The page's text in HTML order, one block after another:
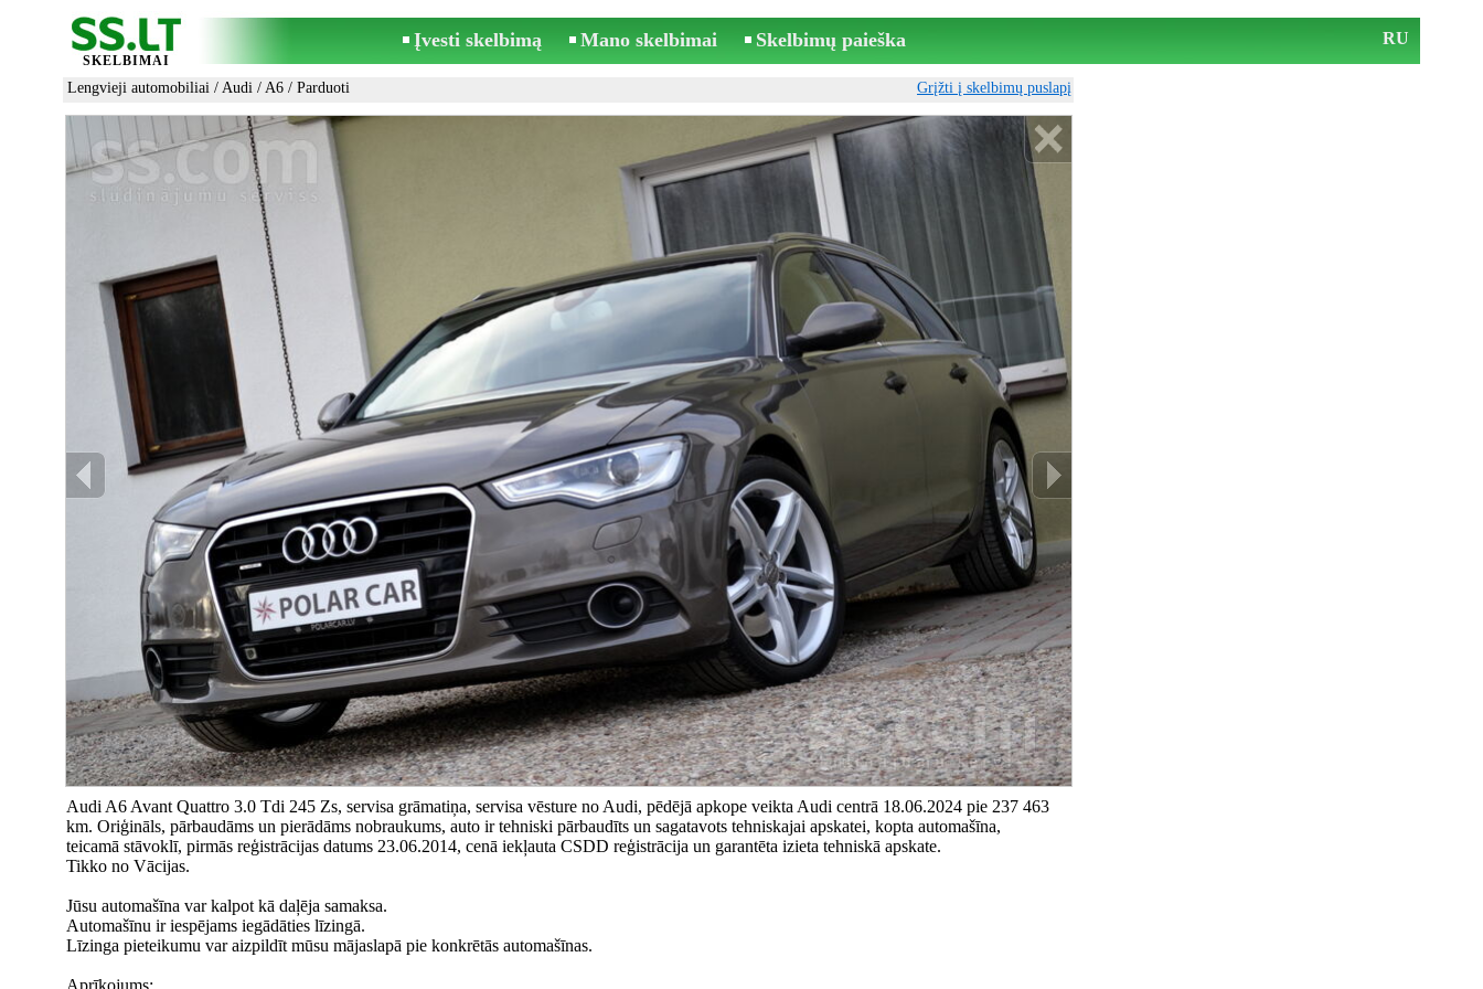
SKELBIMAI
Įvesti skelbimą Mano skelbimai Skelbimų paieška RU
Lengvieji automobiliai / Audi / A6 / Parduoti Grįžti į skelbimų puslapį
Audi A6 Avant Quattro 3.0 Tdi 245 Zs, servisa grāmatiņa, servisa vēsture no Audi, pēdējā apkope veikta Audi centrā 18.06.2024 pie 237 463
km. Oriģināls, pārbaudāms un pierādāms nobraukums, auto ir tehniski pārbaudīts un sagatavots tehniskajai apskatei, kopta automašīna,
teicamā stāvoklī, pirmās reģistrācijas datums 23.06.2014, cenā iekļauta CSDD reģistrācija un garantēta izieta tehniskā apskate.
Tikko no Vācijas.
Jūsu automašīna var kalpot kā daļēja samaksa.
Automašīnu ir iespējams iegādāties līzingā.
Līzinga pieteikumu var aizpildīt mūsu mājaslapā pie konkrētās automašīnas.
Aprīkojums: